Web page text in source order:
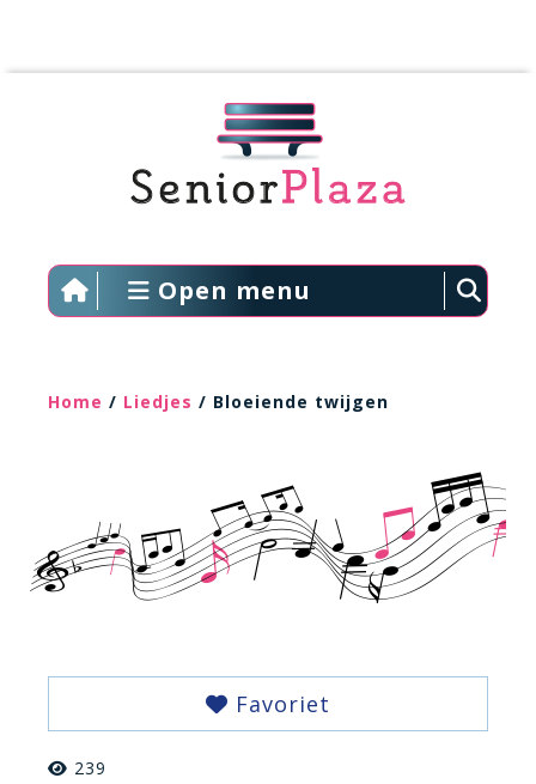
Open menu
Home / Liedjes / Bloeiende twijgen
Favoriet
239